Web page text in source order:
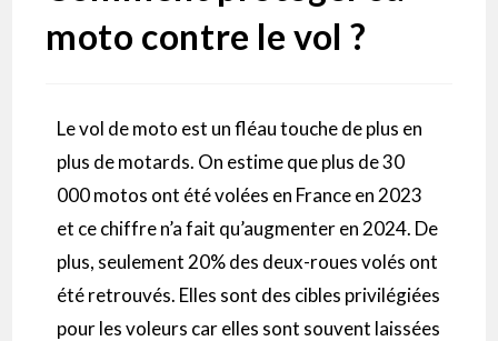
moto contre le vol ?
Le vol de moto est un fléau touche de plus en
plus de motards. On estime que plus de 30
000 motos ont été volées en France en 2023
et ce chiffre n’a fait qu’augmenter en 2024. De
plus, seulement 20% des deux-roues volés ont
été retrouvés. Elles sont des cibles privilégiées
pour les voleurs car elles sont souvent laissées